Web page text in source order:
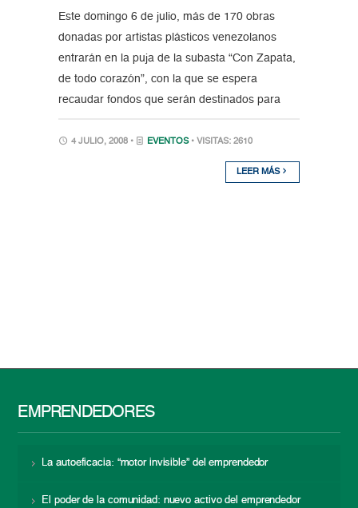
Este domingo 6 de julio, más de 170 obras
donadas por artistas plásticos venezolanos
entrarán en la puja de la subasta “Con Zapata,
de todo corazón”, con la que se espera
recaudar fondos que serán destinados para
4 JULIO, 2008 • EVENTOS • VISITAS: 2610
LEER MÁS
EMPRENDEDORES
La autoeficacia: “motor invisible” del emprendedor
El poder de la comunidad: nuevo activo del emprendedor